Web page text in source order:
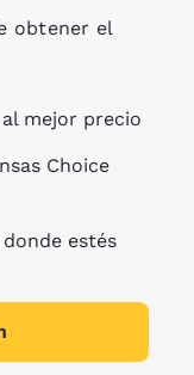
obtener el
mejor precio
Choice
estés